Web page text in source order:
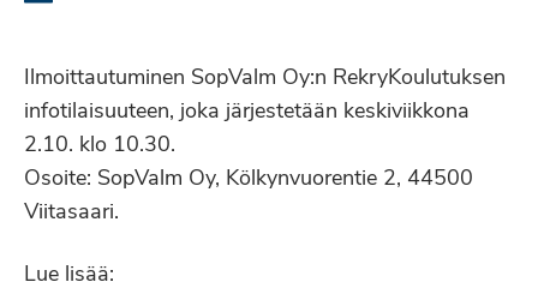
Ilmoittautuminen SopValm Oy:n RekryKoulutuksen
infotilaisuuteen, joka järjestetään keskiviikkona
2.10. klo 10.30.
Osoite: SopValm Oy, Kölkynvuorentie 2, 44500
Viitasaari.
Lue lisää: